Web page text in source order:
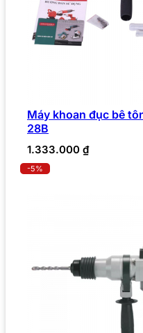
Máy khoan đục bê
28B
1.333.000 ₫
-5%